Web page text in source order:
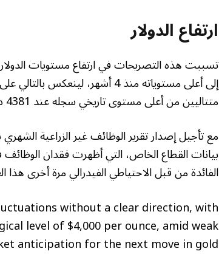
ارتفاع الدولار
تسببت هذه التصريحات في ارتفاع مستويات
إلى أعلى مستوياته منذ 4 أشهر،
متتاليين من أعلى مستوى تاريخي سجله عند 4381 دولاراً للأوقية.
مع تأجيل إصدار تقرير الوظائف غير الزراعية
بيانات القطاع الخاص، التي أظهرت فقدان
الفائدة من قبل الاحتياطي الفيدرالي مرة أخرى هذا
without a clear direction, with
level of $4,000 per ounce, amid weak
anticipation for the next move in gold.